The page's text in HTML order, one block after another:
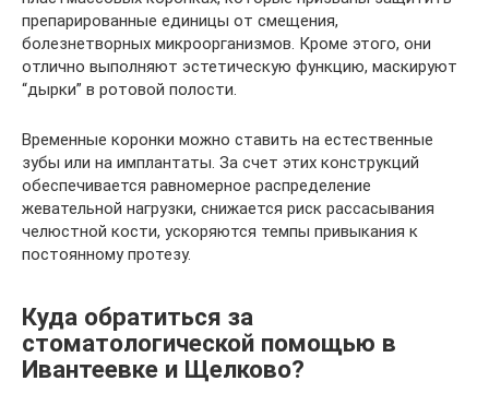
препарированные единицы от смещения,
болезнетворных микроорганизмов. Кроме этого, они
отлично выполняют эстетическую функцию, маскируют
“дырки” в ротовой полости.
Временные коронки можно ставить на естественные
зубы или на имплантаты. За счет этих конструкций
обеспечивается равномерное распределение
жевательной нагрузки, снижается риск рассасывания
челюстной кости, ускоряются темпы привыкания к
постоянному протезу.
Куда обратиться за
стоматологической помощью в
Ивантеевке и Щелково?